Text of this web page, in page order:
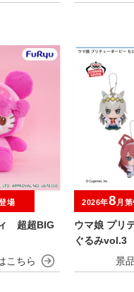
超超BIG
場
ウマ娘 プリ
ぐるみvol.3
2026年8 月第